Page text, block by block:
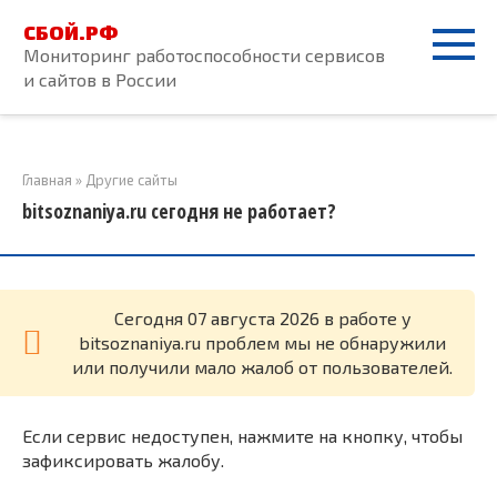
контенту
СБОЙ.РФ
Мониторинг работоспособности сервисов
и сайтов в России
Главная » Другие сайты
bitsoznaniya.ru сегодня не работает?
Cегодня 07 августа 2026 в работе у
bitsoznaniya.ru проблем мы не обнаружили
или получили мало жалоб от пользователей.
Если сервис недоступен, нажмите на кнопку, чтобы
зафиксировать жалобу.